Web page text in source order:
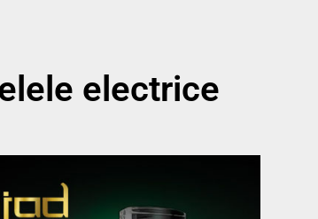
electrice